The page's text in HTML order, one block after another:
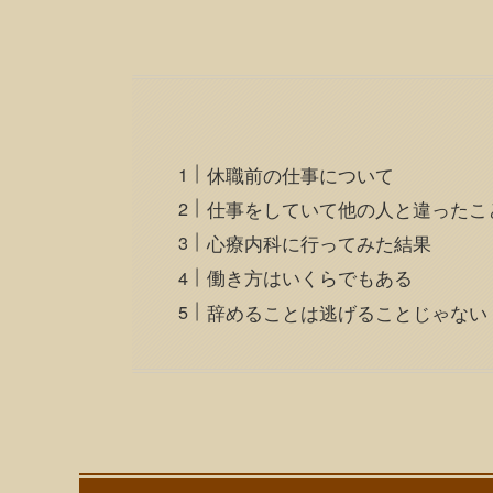
休職前の仕事について
仕事をしていて他の人と違ったこ
心療内科に行ってみた結果
働き方はいくらでもある
辞めることは逃げることじゃない